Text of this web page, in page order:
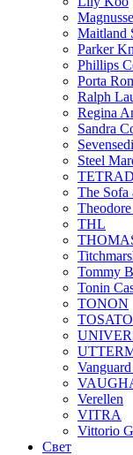
Maitland
Parker
Phillips
Porta
Ralph
Regina
Sandra
Steel
TETRAD
The Sofa
THL
Tommy
Tonin
TONON
TOSATO
Verellen
VITRA
Vittorio
Свет